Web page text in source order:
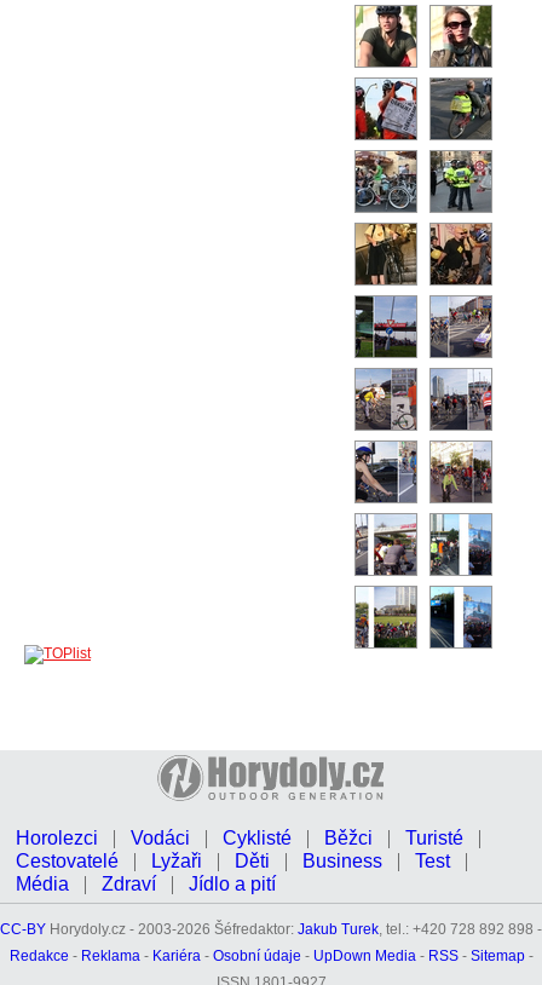
Horolezci Vodáci Cyklisté Běžci
Turisté
Cestovatelé
Lyžaři Děti Business
Test
Média
Zdraví Jídlo a pití
CC-BY Horydoly.cz - 2003-2026 Šéfredaktor: Jakub Turek, tel.: +420 728 892 898 -
Redakce - Reklama- Kariéra- Osobní údaje - UpDown Media- RSS- Sitemap-